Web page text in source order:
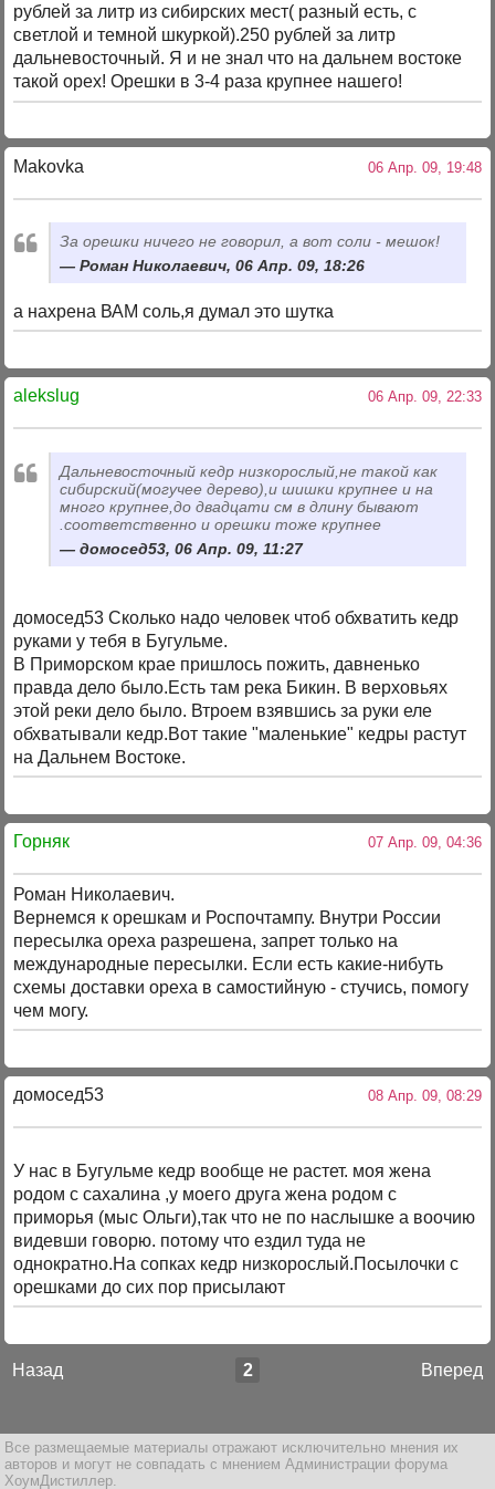
рублей за литр из сибирских мест( разный есть, с
светлой и темной шкуркой).250 рублей за литр
дальневосточный. Я и не знал что на дальнем востоке
такой орех! Орешки в 3-4 раза крупнее нашего!
Makovka 06 Апр. 09, 19:48
За орешки ничего не говорил, а вот соли - мешок!
Роман Николаевич, 06 Апр. 09, 18:26
а нахрена ВАМ соль,я думал это шутка
alekslug 06 Апр. 09, 22:33
Дальневосточный кедр низкорослый,не такой как
сибирский(могучее дерево),и шишки крупнее и на
много крупнее,до двадцати см в длину бывают
.соответственно и орешки тоже крупнее
домосед53, 06 Апр. 09, 11:27
домосед53 Сколько надо человек чтоб обхватить кедр
руками у тебя в Бугульме.
В Приморском крае пришлось пожить, давненько
правда дело было.Есть там река Бикин. В верховьях
этой реки дело было. Втроем взявшись за руки еле
обхватывали кедр.Вот такие "маленькие" кедры растут
на Дальнем Востоке.
Горняк 07 Апр. 09, 04:36
Роман Николаевич.
Вернемся к орешкам и Роспочтампу. Внутри России
пересылка ореха разрешена, запрет только на
международные пересылки. Если есть какие-нибуть
схемы доставки ореха в самостийную - стучись, помогу
чем могу.
домосед53 08 Апр. 09, 08:29
У нас в Бугульме кедр вообще не растет. моя жена
родом с сахалина ,у моего друга жена родом с
приморья (мыс Ольги),так что не по наслышке а воочию
видевши говорю. потому что ездил туда не
однократно.На сопках кедр низкорослый.Посылочки с
орешками до сих пор присылают
Назад Вперед
2
Все размещаемые материалы отражают исключительно мнения их
авторов и могут не совпадать с мнением Администрации форума
ХоумДистиллер.